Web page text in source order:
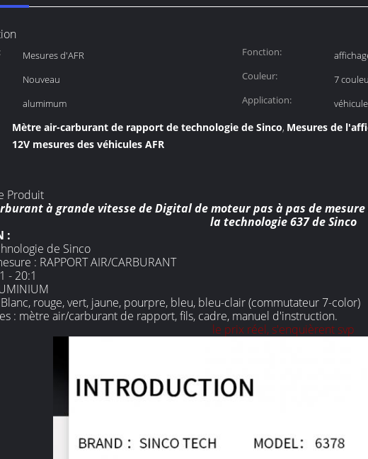
Mesures d'AFR Fonction:
Nouveau Couleur:
7
alumimum Application:
Mètre air-carburant de rapport de technologie de Sinco, Mesures de
12V mesures des véhicules AFR
Produit
à grande vitesse de Digital de moteur pas à pas de
la technologie 637 de Sinco
:
de Sinco
: RAPPORT AIR/CARBURANT
- 20:1
rouge, vert, jaune, pourpre, bleu, bleu-clair (commutateur 7-color)
: mètre air/carburant de rapport, fils, cadre, manuel d'instruction.
le prix réel, s'enquièrent svp